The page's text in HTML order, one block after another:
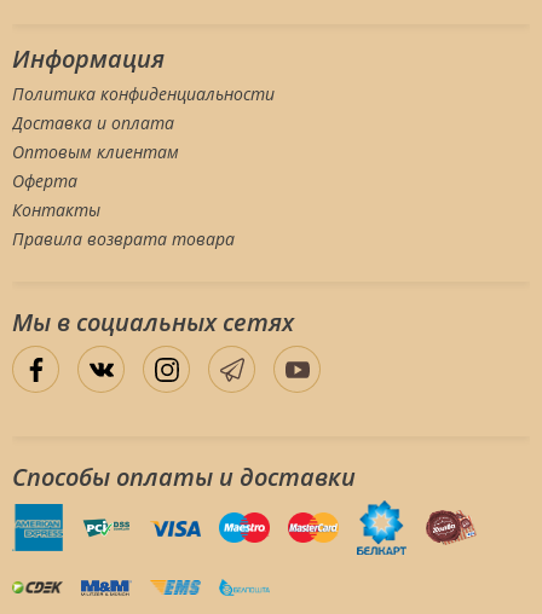
Информация
Политика конфиденциальности
Доставка и оплата
Оптовым клиентам
Оферта
Контакты
Правила возврата товара
Мы в социальных сетяx
Способы оплаты и доставки